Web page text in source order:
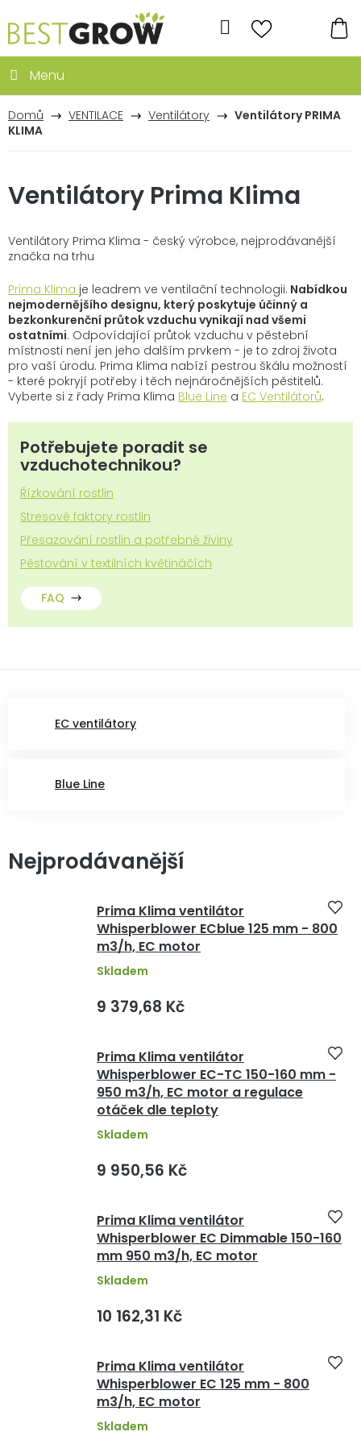
na
obsah
Hledat
Domů VENTILACE Ventilátory
Ventilátory PRIMA
KLIMA
Ventilátory Prima Klima
Ventilátory Prima Klima - český výrobce, nejprodávanější
značka na trhu
Prima Klima je leadrem ve ventilační technologii. Nabídkou
nejmodernějšího designu, který poskytuje účinný a
bezkonkurenční průtok vzduchu vynikají nad všemi
ostatními. Odpovídající průtok vzduchu v pěstební
místnosti není jen jeho dalším prvkem - je to zdroj života
pro vaší úrodu. Prima Klima nabízí pestrou škálu možností
- které pokryjí potřeby i těch nejnáročnějších pěstitelů.
Vyberte si z řady Prima Klima Blue Line a EC Ventilátorů.
Potřebujete poradit se
vzduchotechnikou?
Řízkování rostlin
Stresové faktory rostlin
Přesazování rostlin a potřebné živiny
Pěstování v textilních květináčích
FAQ
EC ventilátory
Blue Line
Nejprodávanější
Prima Klima ventilátor
Whisperblower ECblue 125 mm - 800
m3/h, EC motor
9 379,68 Kč
Skladem
Prima Klima ventilátor
Whisperblower EC-TC 150-160 mm -
950 m3/h, EC motor a regulace
otáček dle teploty
9 950,56 Kč
Skladem
Prima Klima ventilátor
Whisperblower EC Dimmable 150-160
mm 950 m3/h, EC motor
10 162,31 Kč
Skladem
Prima Klima ventilátor
Whisperblower EC 125 mm - 800
m3/h, EC motor
Skladem